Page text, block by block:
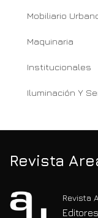
Mobiliario
Maquinaria
Institucionales
Iluminación Y
Revista
Revista
Editores.